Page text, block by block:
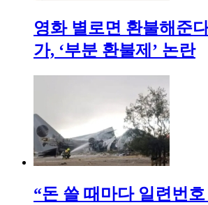
영화 별로면 환불해준
가, ‘부분 환불제’ 논란
“돈 쓸 때마다 일련번